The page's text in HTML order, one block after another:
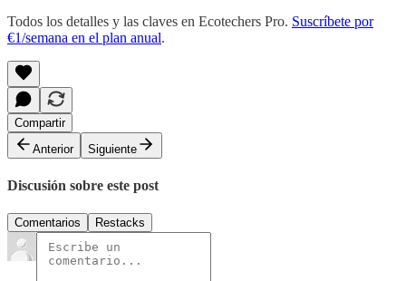
Todos los detalles y las claves en Ecotechers Pro. Suscríbete por
€1/semana en el plan anual.
Compartir
Anterior
Siguiente
Discusión sobre este post
Comentarios Restacks